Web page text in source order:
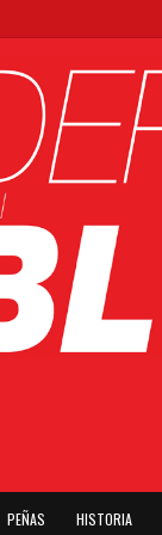
PEÑAS HISTORIA